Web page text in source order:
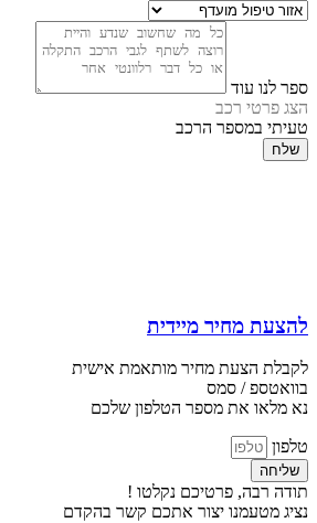
ספר לנו עוד
הצג פרטי רכב
טעיתי במספר הרכב
שלח
להצעת מחיר מיידית
לקבלת הצעת מחיר מותאמת אישית
בוואטספ / סמס
נא מלאו את מספר הטלפון שלכם
טלפון
שליחה
תודה רבה, פרטיכם נקלטו !
נציג מטעמנו יצור אתכם קשר בהקדם